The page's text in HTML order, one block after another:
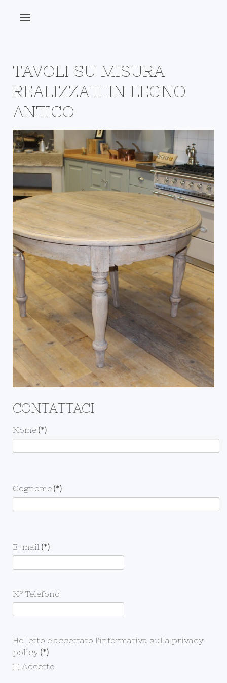
TAVOLI SU MISURA
REALIZZATI IN LEGNO
ANTICO
CONTATTACI
Nome (*)
Cognome (*)
E-mail (*)
N° Telefono
Ho letto e accettato l'informativa sulla privacy
policy (*)
Accetto